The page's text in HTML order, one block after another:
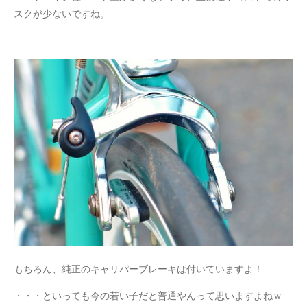
スクが少ないですね。
もちろん、純正のキャリパーブレーキは付いていますよ！
・・・といっても今の若い子だと普通やんって思いますよねｗ